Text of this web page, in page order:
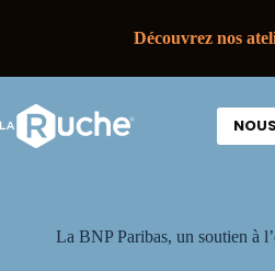
Découvrez nos
La BNP Paribas, un soutien à